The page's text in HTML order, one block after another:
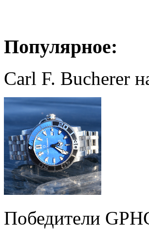
Популярное:
Carl F. Bucherer
Победители